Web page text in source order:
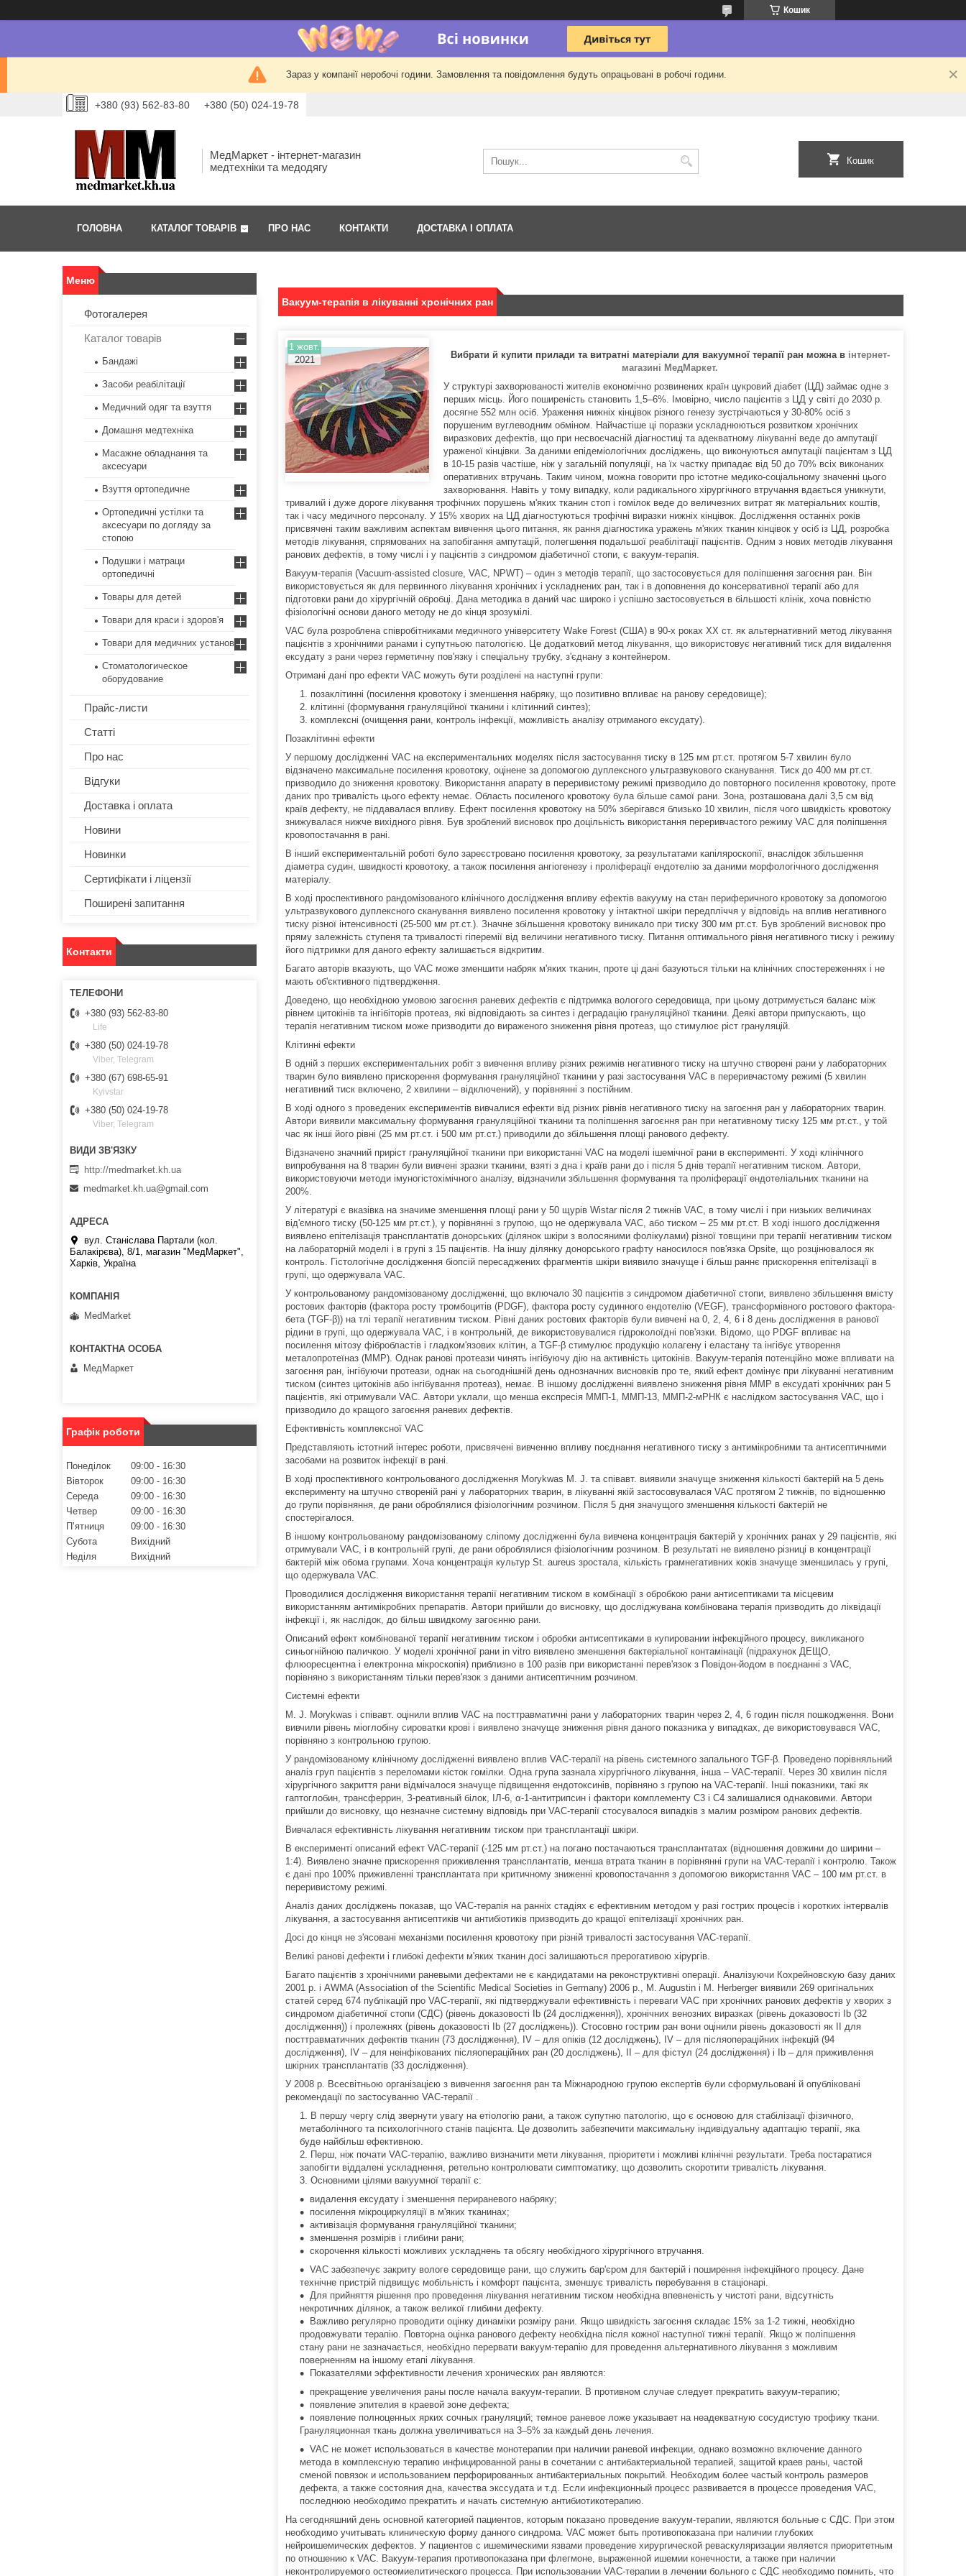
Кошик
Зараз у компанії неробочі години. Замовлення та повідомлення будуть опрацьовані в робочі години.
+380 (93) 562-83-80 +380 (50) 024-19-78
МедМаркет - інтернет-магазин
медтехніки та медодягу
Кошик
ГОЛОВНА КАТАЛОГ ТОВАРІВ ПРО НАС КОНТАКТИ ДОСТАВКА І ОПЛАТА
Вакуум-терапія в лікуванні хронічних ран
1 жовт.
2021
Вибрати й купити прилади та витратні матеріали для вакуумної терапії ран можна в інтернет-
магазині МедМаркет.
У структурі захворюваності жителів економічно розвинених країн цукровий діабет (ЦД) займає одне з
перших місць. Його поширеність становить 1,5–6%. Імовірно, число пацієнтів з ЦД у світі до 2030 р.
досягне 552 млн осіб. Ураження нижніх кінцівок різного генезу зустрічаються у 30-80% осіб з
порушеним вуглеводним обміном. Найчастіше ці поразки ускладнюються розвитком хронічних
виразкових дефектів, що при несвоєчасній діагностиці та адекватному лікуванні веде до ампутації
ураженої кінцівки. За даними епідеміологічних досліджень, що виконуються ампутації пацієнтам з ЦД
в 10-15 разів частіше, ніж у загальній популяції, на їх частку припадає від 50 до 70% всіх виконаних
оперативних втручань. Таким чином, можна говорити про істотне медико-соціальному значенні цього
захворювання. Навіть у тому випадку, коли радикального хірургічного втручання вдається уникнути,
тривалий і дуже дороге лікування трофічних порушень м'яких тканин стоп і гомілок веде до величезних витрат як матеріальних коштів,
так і часу медичного персоналу. У 15% хворих на ЦД діагностуються трофічні виразки нижніх кінцівок. Дослідження останніх років
присвячені таким важливим аспектам вивчення цього питання, як рання діагностика уражень м'яких тканин кінцівок у осіб із ЦД, розробка
методів лікування, спрямованих на запобігання ампутацій, полегшення подальшої реабілітації пацієнтів. Одним з нових методів лікування
ранових дефектів, в тому числі і у пацієнтів з синдромом діабетичної стопи, є вакуум-терапія.
Вакуум-терапія (Vacuum-assisted closure, VAC, NPWT) – один з методів терапії, що застосовується для поліпшення загоєння ран. Він
використовується як для первинного лікування хронічних і ускладнених ран, так і в доповнення до консервативної терапії або для
підготовки рани до хірургічній обробці. Дана методика в даний час широко і успішно застосовується в більшості клінік, хоча повністю
фізіологічні основи даного методу не до кінця зрозумілі.
VAC була розроблена співробітниками медичного університету Wake Forest (США) в 90-х роках ХХ ст. як альтернативний метод лікування
пацієнтів з хронічними ранами і супутньою патологією. Це додатковий метод лікування, що використовує негативний тиск для видалення
ексудату з рани через герметичну пов'язку і спеціальну трубку, з'єднану з контейнером.
Отримані дані про ефекти VAC можуть бути розділені на наступні групи:
позаклітинні (посилення кровотоку і зменшення набряку, що позитивно впливає на ранову середовище);
клітинні (формування грануляційної тканини і клітинний синтез);
комплексні (очищення рани, контроль інфекції, можливість аналізу отриманого ексудату).
Позаклітинні ефекти
У першому дослідженні VAC на експериментальних моделях після застосування тиску в 125 мм рт.ст. протягом 5-7 хвилин було
відзначено максимальне посилення кровотоку, оцінене за допомогою дуплексного ультразвукового сканування. Тиск до 400 мм рт.ст.
призводило до зниження кровотоку. Використання апарату в переривистому режимі призводило до повторного посилення кровотоку, проте
даних про тривалість цього ефекту немає. Область посиленого кровотоку була більше самої рани. Зона, розташована далі 3,5 см від
країв дефекту, не піддавалася впливу. Ефект посилення кровотоку на 50% зберігався близько 10 хвилин, після чого швидкість кровотоку
знижувалася нижче вихідного рівня. Був зроблений висновок про доцільність використання переривчастого режиму VAC для поліпшення
кровопостачання в рані.
В інший експериментальній роботі було зареєстровано посилення кровотоку, за результатами капіляроскопії, внаслідок збільшення
діаметра судин, швидкості кровотоку, а також посилення ангіогенезу і проліферації ендотелію за даними морфологічного дослідження
матеріалу.
В ході проспективного рандомізованого клінічного дослідження впливу ефектів вакууму на стан периферичного кровотоку за допомогою
ультразвукового дуплексного сканування виявлено посилення кровотоку у інтактної шкіри передпліччя у відповідь на вплив негативного
тиску різної інтенсивності (25-500 мм рт.ст.). Значне збільшення кровотоку виникало при тиску 300 мм рт.ст. Був зроблений висновок про
пряму залежність ступеня та тривалості гіперемії від величини негативного тиску. Питання оптимального рівня негативного тиску і режиму
його підтримки для даного ефекту залишається відкритим.
Багато авторів вказують, що VAC може зменшити набряк м'яких тканин, проте ці дані базуються тільки на клінічних спостереженнях і не
мають об'єктивного підтвердження.
Доведено, що необхідною умовою загоєння раневих дефектів є підтримка вологого середовища, при цьому дотримується баланс між
рівнем цитокінів та інгібіторів протеаз, які відповідають за синтез і деградацію грануляційної тканини. Деякі автори припускають, що
терапія негативним тиском може призводити до вираженого зниження рівня протеаз, що стимулює ріст грануляцій.
Клітинні ефекти
В одній з перших експериментальних робіт з вивчення впливу різних режимів негативного тиску на штучно створені рани у лабораторних
тварин було виявлено прискорення формування грануляційної тканини у разі застосування VAC в переривчастому режимі (5 хвилин
негативний тиск включено, 2 хвилини – відключений), у порівнянні з постійним.
В ході одного з проведених експериментів вивчалися ефекти від різних рівнів негативного тиску на загоєння ран у лабораторних тварин.
Автори виявили максимальну формування грануляційної тканини та поліпшення загоєння ран при негативному тиску 125 мм рт.ст., у той
час як інші його рівні (25 мм рт.ст. і 500 мм рт.ст.) приводили до збільшення площі ранового дефекту.
Відзначено значний приріст грануляційної тканини при використанні VAC на моделі ішемічної рани в експерименті. У ході клінічного
випробування на 8 тварин були вивчені зразки тканини, взяті з дна і країв рани до і після 5 днів терапії негативним тиском. Автори,
використовуючи методи імуногістохімічного аналізу, відзначили збільшення формування та проліферації ендотеліальних тканини на
200%.
У літературі є вказівка на значиме зменшення площі рани у 50 щурів Wistar після 2 тижнів VAC, в тому числі і при низьких величинах
від'ємного тиску (50-125 мм рт.ст.), у порівнянні з групою, що не одержувала VAC, або тиском – 25 мм рт.ст. В ході іншого дослідження
виявлено епітелізація трансплантатів донорських (ділянок шкіри з волосяними фолікулами) різної товщини при терапії негативним тиском
на лабораторній моделі і в групі з 15 пацієнтів. На іншу ділянку донорського графту наносилося пов'язка Opsite, що розцінювалося як
контроль. Гістологічне дослідження біопсій пересаджених фрагментів шкіри виявило значуще і більш раннє прискорення епітелізації в
групі, що одержувала VAC.
У контрольованому рандомізованому дослідженні, що включало 30 пацієнтів з синдромом діабетичної стопи, виявлено збільшення вмісту
ростових факторів (фактора росту тромбоцитів (PDGF), фактора росту судинного ендотелію (VEGF), трансформівного ростового фактора-
бета (TGF-β)) на тлі терапії негативним тиском. Рівні даних ростових факторів були вивчені на 0, 2, 4, 6 і 8 день дослідження в ранової
рідини в групі, що одержувала VAC, і в контрольній, де використовувалися гідроколоїдні пов'язки. Відомо, що PDGF впливає на
посилення мітозу фібробластів і гладком'язових клітин, а TGF-β стимулює продукцію колагену і еластану та інгібує утворення
металопротеїназ (ММР). Однак ранові протеази чинять інгібуючу дію на активність цитокінів. Вакуум-терапія потенційно може впливати на
загоєння ран, інгібуючи протеази, однак на сьогоднішній день однозначних висновків про те, який ефект домінує при лікуванні негативним
тиском (синтез цитокінів або інгібування протеаз), немає. В іншому дослідженні виявлено зниження рівня MMP в ексудаті хронічних ран 5
пацієнтів, які отримували VAC. Автори уклали, що менша експресія ММП-1, ММП‑13, ММП‑2‑мРНК є наслідком застосування VAC, що і
призводило до кращого загоєння раневих дефектів.
Ефективність комплексної VAC
Представляють істотний інтерес роботи, присвячені вивченню впливу поєднання негативного тиску з антимікробними та антисептичними
засобами на розвиток інфекції в рані.
В ході проспективного контрольованого дослідження Morykwas M. J. та співавт. виявили значуще зниження кількості бактерій на 5 день
експерименту на штучно створеній рані у лабораторних тварин, в лікуванні якій застосовувалася VAC протягом 2 тижнів, по відношенню
до групи порівняння, де рани оброблялися фізіологічним розчином. Після 5 дня значущого зменшення кількості бактерій не
спостерігалося.
В іншому контрольованому рандомізованому сліпому дослідженні була вивчена концентрація бактерій у хронічних ранах у 29 пацієнтів, які
отримували VAC, і в контрольній групі, де рани оброблялися фізіологічним розчином. В результаті не виявлено різниці в концентрації
бактерій між обома групами. Хоча концентрація культур St. aureus зростала, кількість грамнегативних коків значуще зменшилась у групі,
що одержувала VAC.
Проводилися дослідження використання терапії негативним тиском в комбінації з обробкою рани антисептиками та місцевим
використанням антимікробних препаратів. Автори прийшли до висновку, що досліджувана комбінована терапія призводить до ліквідації
інфекції і, як наслідок, до більш швидкому загоєнню рани.
Описаний ефект комбінованої терапії негативним тиском і обробки антисептиками в купировании інфекційного процесу, викликаного
синьогнійною паличкою. У моделі хронічної рани in vitro виявлено зменшення бактеріальної контамінації (підрахунок ДЕЩО,
флюоресцентна і електронна мікроскопія) приблизно в 100 разів при використанні перев'язок з Повідон-йодом в поєднанні з VAC,
порівняно з використанням тільки перев'язок з даними антисептичним розчином.
Системні ефекти
M. J. Morykwas і співавт. оцінили вплив VAC на посттравматичні рани у лабораторних тварин через 2, 4, 6 годин після пошкодження. Вони
вивчили рівень міоглобіну сироватки крові і виявлено значуще зниження рівня даного показника у випадках, де використовувався VAC,
порівняно з контрольною групою.
У рандомізованому клінічному дослідженні виявлено вплив VAC-терапії на рівень системного запального TGF-β. Проведено порівняльний
аналіз груп пацієнтів з переломами кісток гомілки. Одна група зазнала хірургічного лікування, інша – VAC-терапії. Через 30 хвилин після
хірургічного закриття рани відмічалося значуще підвищення ендотоксинів, порівняно з групою на VAC-терапії. Інші показники, такі як
гаптоглобин, трансферрин, З-реативный білок, ІЛ-6, α-1-антитрипсин і фактори комплементу С3 і С4 залишалися однаковими. Автори
прийшли до висновку, що незначне системну відповідь при VAC-терапії стосувалося випадків з малим розміром ранових дефектів.
Вивчалася ефективність лікування негативним тиском при трансплантації шкіри.
В експерименті описаний ефект VAC-терапії (-125 мм рт.ст.) на погано постачаються трансплантатах (відношення довжини до ширини –
1:4). Виявлено значне прискорення приживлення трансплантатів, менша втрата тканин в порівнянні групи на VAC‑терапії і контролю. Також
є дані про 100% приживленні трансплантата при критичному зниженні кровопостачання з допомогою використання VAC – 100 мм рт.ст. в
переривистому режимі.
Аналіз даних досліджень показав, що VAC‑терапія на ранніх стадіях є ефективним методом у разі гострих процесів і коротких інтервалів
лікування, а застосування антисептиків чи антибіотиків призводить до кращої епітелізації хронічних ран.
Досі до кінця не з'ясовані механізми посилення кровотоку при різній тривалості застосування VAC-терапії.
Великі ранові дефекти і глибокі дефекти м'яких тканин досі залишаються прерогативою хірургів.
Багато пацієнтів з хронічними раневыми дефектами не є кандидатами на реконструктивні операції. Аналізуючи Кохрейновскую базу даних
2001 р. і AWMA (Association of the Scientific Medical Societies in Germany) 2006 р., M. Augustin і M. Herberger виявили 269 оригінальних
статей серед 674 публікацій про VAC-терапії, які підтверджували ефективність і переваги VAC при хронічних ранових дефектів у хворих з
синдромом діабетичної стопи (СДС) (рівень доказовості Ib (24 дослідження)), хронічних венозних виразках (рівень доказовості Ib (32
дослідження)) і пролежнях (рівень доказовості Ib (27 досліджень)). Стосовно гострим ран вони оцінили рівень доказовості як II для
посттравматичних дефектів тканин (73 дослідження), IV – для опіків (12 досліджень), IV – для післяопераційних інфекцій (94
дослідження), IV – для неінфікованих післяопераційних ран (20 досліджень), II – для фістул (24 дослідження) і Ib – для приживлення
шкірних трансплантатів (33 дослідження).
У 2008 р. Всесвітньою організацією з вивчення загоєння ран та Міжнародною групою експертів були сформульовані й опубліковані
рекомендації по застосуванню VAC-терапії .
В першу чергу слід звернути увагу на етіологію рани, а також супутню патологію, що є основою для стабілізації фізичного,
метаболічного та психологічного станів пацієнта. Це дозволить забезпечити максимальну індивідуальну адаптацію терапії, яка
буде найбільш ефективною.
Перш, ніж почати VAC-терапію, важливо визначити мети лікування, пріоритети і можливі клінічні результати. Треба постаратися
запобігти віддалені ускладнення, ретельно контролювати симптоматику, що дозволить скоротити тривалість лікування.
Основними цілями вакуумної терапії є:
видалення ексудату і зменшення перираневого набряку;
посилення мікроциркуляції в м'яких тканинах;
активізація формування грануляційної тканини;
зменшення розмірів і глибини рани;
скорочення кількості можливих ускладнень та обсягу необхідного хірургічного втручання.
VAC забезпечує закриту вологе середовище рани, що служить бар'єром для бактерій і поширення інфекційного процесу. Дане
технічне пристрій підвищує мобільність і комфорт пацієнта, зменшує тривалість перебування в стаціонарі.
Для прийняття рішення про проведення лікування негативним тиском необхідна впевненість у чистоті рани, відсутність
некротичних ділянок, а також великої глибини дефекту.
Важливо регулярно проводити оцінку динаміки розміру рани. Якщо швидкість загоєння складає 15% за 1-2 тижні, необхідно
продовжувати терапію. Повторна оцінка ранового дефекту необхідна після кожної наступної тижні терапії. Якщо ж поліпшення
стану рани не зазначається, необхідно перервати вакуум-терапію для проведення альтернативного лікування з можливим
поверненням на іншому етапі лікування.
Показателями эффективности лечения хронических ран являются:
прекращение увеличения раны после начала вакуум-терапии. В противном случае следует прекратить вакуум-терапию;
появление эпителия в краевой зоне дефекта;
появление полноценных ярких сочных грануляций; темное раневое ложе указывает на неадекватную сосудистую трофику ткани.
Грануляционная ткань должна увеличиваться на 3–5% за каждый день лечения.
VAC не может использоваться в качестве монотерапии при наличии раневой инфекции, однако возможно включение данного
метода в комплексную терапию инфицированной раны в сочетании с антибактериальной терапией, защитой краев раны, частой
сменой повязок и использованием перфорированных антибактериальных покрытий. Необходим более частый контроль размеров
дефекта, а также состояния дна, качества экссудата и т.д. Если инфекционный процесс развивается в процессе проведения VAC,
последнюю необходимо прекратить и начать системную антибиотикотерапию.
На сегодняшний день основной категорией пациентов, которым показано проведение вакуум-терапии, являются больные с СДС. При этом
необходимо учитывать клиническую форму данного синдрома. VAC может быть противопоказана при наличии глубоких
нейроишемических дефектов. У пациентов с ишемическими язвами проведение хирургической реваскуляризации является приоритетным
по отношению к VAC. Вакуум-терапия противопоказана при флегмоне, выраженной ишемии конечности, а также при наличии
неконтролируемого остеомиелитического процесса. При использовании VAC-терапии в лечении больного с СДС необходимо помнить, что
Фотогалерея
Каталог товарів
Бандажі
Засоби реабілітації
Медичний одяг та взуття
Домашня медтехніка
Масажне обладнання та
аксесуари
Взуття ортопедичне
Ортопедичні устілки та
аксесуари по догляду за
стопою
Подушки і матраци
ортопедичні
Товары для детей
Товари для краси і здоров'я
Товари для медичних установ
Стоматологическое
оборудование
Прайс-листи
Статті
Про нас
Відгуки
Доставка і оплата
Новини
Новинки
Сертифікати і ліцензії
Поширені запитання
Контакти
+380 (93) 562-83-80
Life
+380 (50) 024-19-78
Viber, Telegram
+380 (67) 698-65-91
Kyivstar
+380 (50) 024-19-78
Viber, Telegram
http://medmarket.kh.ua
medmarket.kh.ua@gmail.com
вул. Станіслава Партали (кол.
Балакірєва), 8/1, магазин "МедМаркет",
Харків, Україна
MedMarket
МедМаркет
Графік роботи
Понеділок 09:00
16:30
Вівторок
09:00
16:30
Середа
09:00
16:30
Четвер
09:00
16:30
Пʼятниця
09:00
16:30
Субота
Вихідний
Неділя
Вихідний